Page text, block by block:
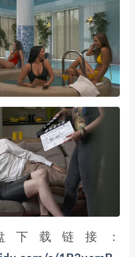
下载链接：